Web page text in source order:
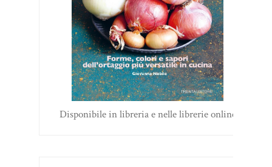
Disponibile in libreria e nelle librerie online